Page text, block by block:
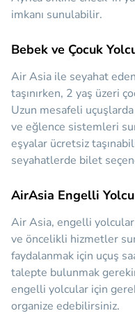
imkanı sunulabilir.
Bebek ve Çocuk
Air Asia ile seyahat
taşınırken, 2 yaş üzeri
Uzun mesafeli
ve eğlence sistemleri
eşyalar ücretsiz
seyahatlerde bilet
AirAsia Engelli
Air Asia, engelli
ve öncelikli hizmetler
faydalanmak için uçuş
talepte bulunmak
engelli yolcular için
organize edebilirsiniz.